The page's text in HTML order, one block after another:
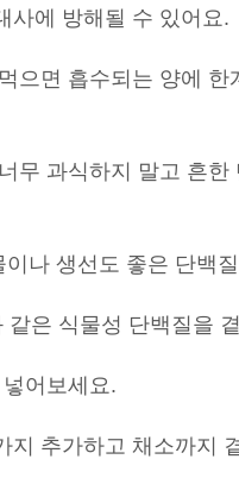
사에 방해될 수 있어요.
으면 흡수되는 양에
무 과식하지 말고 흔
나 생선도 좋은 단백
은 식물성 단백질을
어보세요.
지 추가하고 채소까지